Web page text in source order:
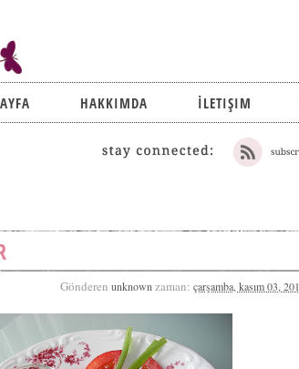
HAKKIMDA İLETIŞIM
Gönderen unknown zaman: çarşamba, kasım 03,